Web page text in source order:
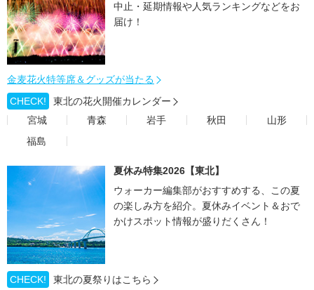
中止・延期情報や人気ランキングなどをお
届け！
金麦花火特等席＆グッズが当たる
CHECK!
東北の花火開催カレンダー
宮城
青森 岩手 秋田
山形
福島
夏休み特集2026【東北】
ウォーカー編集部がおすすめする、この夏
の楽しみ方を紹介。夏休みイベント＆おで
かけスポット情報が盛りだくさん！
CHECK!
東北の夏祭りはこちら